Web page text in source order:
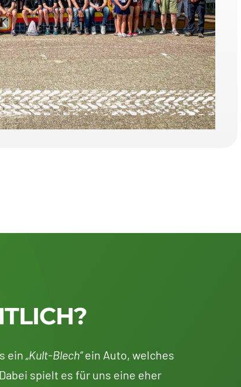
ein „Kult-Blech“ein Auto, welches
spielt es für uns eine eher